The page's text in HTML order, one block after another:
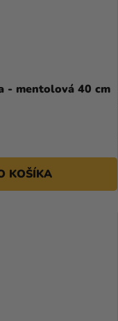
- mentolová 40 cm
KOŠÍKA